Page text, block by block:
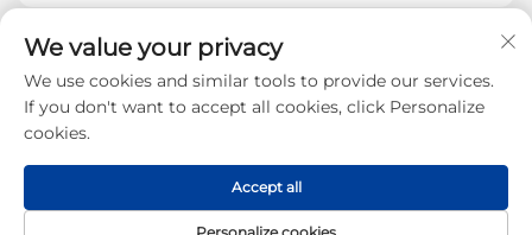
ABONNEZ-VOUS MAINTENANT
Tous droits réservés © 2026 par Jinan Arrow
Machinery Co., Ltd. - Politique de confidentialité
We value your privacy
We use cookies and similar tools to provide our services.
If you don't want to accept all cookies, click Personalize
cookies.
Accept all